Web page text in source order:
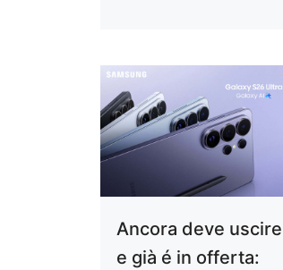
Ancora deve uscire
e già é in offerta: